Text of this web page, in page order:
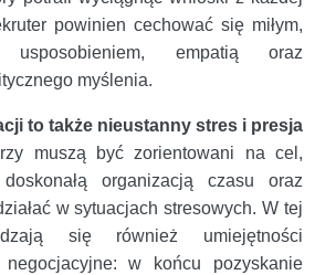
powinien cechować się miłym,
usposobieniem, empatią oraz
myślenia.
to także nieustanny stres i presja
muszą być zorientowani na cel,
organizacją czasu oraz
w sytuacjach stresowych. W tej
się również umiejętności
w końcu pozyskanie